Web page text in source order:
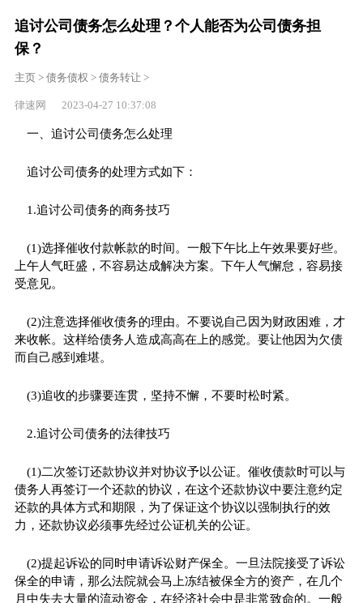
追讨公司债务怎么处理？个人能否为公司债务担
保？
主页> 债务债权 > 债务转让 >
律速网 2023-04-27 10:37:08
一、追讨公司债务怎么处理
追讨公司债务的处理方式如下：
1.追讨公司债务的商务技巧
(1)选择催收付款帐款的时间。一般下午比上午效果要好些。
上午人气旺盛，不容易达成解决方案。下午人气懈怠，容易接
受意见。
(2)注意选择催收债务的理由。不要说自己因为财政困难，才
来收帐。这样给债务人造成高高在上的感觉。要让他因为欠债
而自己感到难堪。
(3)追收的步骤要连贯，坚持不懈，不要时松时紧。
2.追讨公司债务的法律技巧
(1)二次签订还款协议并对协议予以公证。催收债款时可以与
债务人再签订一个还款的协议，在这个还款协议中要注意约定
还款的具体方式和期限，为了保证这个协议以强制执行的效
力，还款协议必须事先经过公证机关的公证。
(2)提起诉讼的同时申请诉讼财产保全。一旦法院接受了诉讼
保全的申请，那么法院就会马上冻结被保全方的资产，在几个
月中失去大量的流动资金，在经济社会中是非常致命的。一般